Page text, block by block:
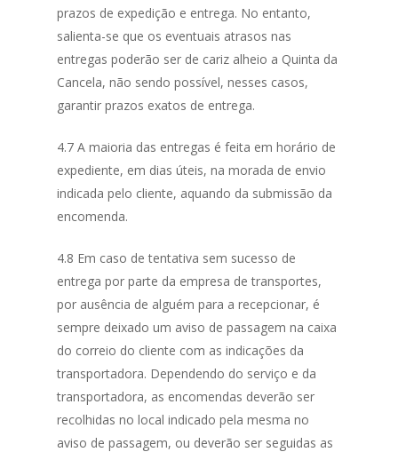
prazos de expedição e entrega. No entanto,
salienta-se que os eventuais atrasos nas
entregas poderão ser de cariz alheio a Quinta da
Cancela, não sendo possível, nesses casos,
garantir prazos exatos de entrega.
4.7 A maioria das entregas é feita em horário de
expediente, em dias úteis, na morada de envio
indicada pelo cliente, aquando da submissão da
encomenda.
4.8 Em caso de tentativa sem sucesso de
entrega por parte da empresa de transportes,
por ausência de alguém para a recepcionar, é
sempre deixado um aviso de passagem na caixa
do correio do cliente com as indicações da
transportadora. Dependendo do serviço e da
transportadora, as encomendas deverão ser
recolhidas no local indicado pela mesma no
aviso de passagem, ou deverão ser seguidas as